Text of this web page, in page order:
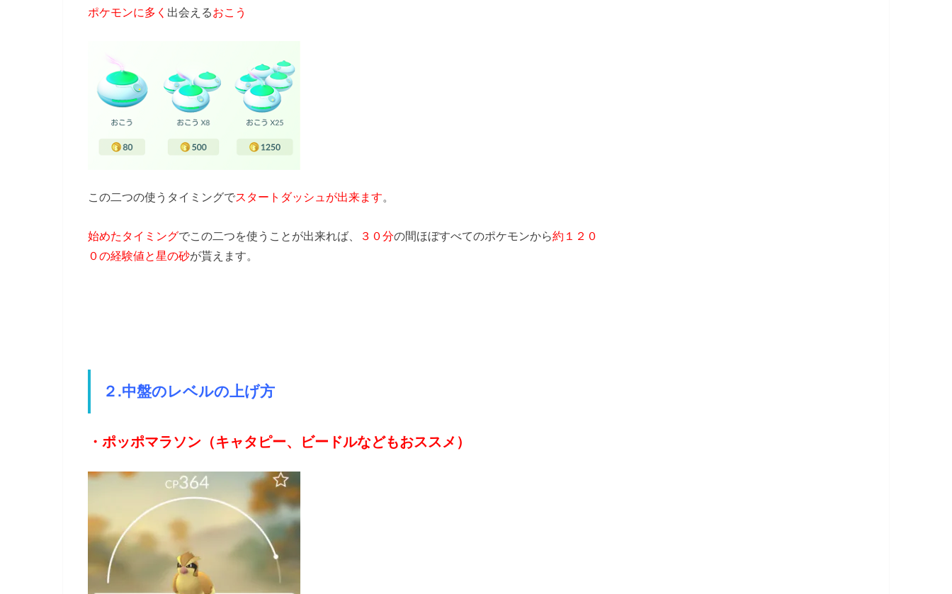
ポケモンに多く 出会えるおこう
この二つの使うタイミングでスタートダッシュが出来ます。
始めたタイミングでこの二つを使うことが出来れば、 ３０分の間ほぼすべてのポケモンから約１２０
０の経験値と星の砂が貰えます。
２.中盤のレベルの上げ方
・ポッポマラソン（キャタピー、ビードルなどもおススメ）